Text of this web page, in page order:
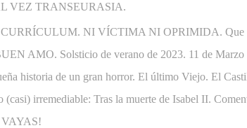
VEZ TRANSEURASIA.
NI VÍCTIMA NI OPRIMIDA. Que
AMO. Solsticio de verano de 2023. 11 de Marzo
historia de un gran horror. El último Viejo. El
irremediable: Tras la muerte de Isabel II.
VAYAS!